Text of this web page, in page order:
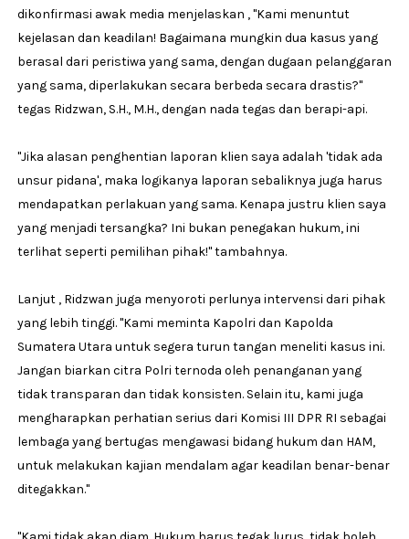
dikonfirmasi awak media menjelaskan , "Kami menuntut
kejelasan dan keadilan! Bagaimana mungkin dua kasus yang
berasal dari peristiwa yang sama, dengan dugaan pelanggaran
yang sama, diperlakukan secara berbeda secara drastis?"
tegas Ridzwan, S.H., M.H., dengan nada tegas dan berapi-api.
"Jika alasan penghentian laporan klien saya adalah 'tidak ada
unsur pidana', maka logikanya laporan sebaliknya juga harus
mendapatkan perlakuan yang sama. Kenapa justru klien saya
yang menjadi tersangka? Ini bukan penegakan hukum, ini
terlihat seperti pemilihan pihak!" tambahnya.
Lanjut , Ridzwan juga menyoroti perlunya intervensi dari pihak
yang lebih tinggi. "Kami meminta Kapolri dan Kapolda
Sumatera Utara untuk segera turun tangan meneliti kasus ini.
Jangan biarkan citra Polri ternoda oleh penanganan yang
tidak transparan dan tidak konsisten. Selain itu, kami juga
mengharapkan perhatian serius dari Komisi III DPR RI sebagai
lembaga yang bertugas mengawasi bidang hukum dan HAM,
untuk melakukan kajian mendalam agar keadilan benar-benar
ditegakkan."